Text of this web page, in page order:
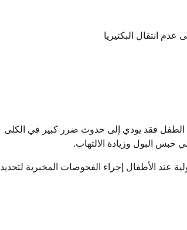
الطفل فقد يودي إلى حدوث ضرر كبير في الكلى
حبس البول وزيادة الالتهاب.
عند الأطفال إجراء الفحوصات المخبرية لتحديد